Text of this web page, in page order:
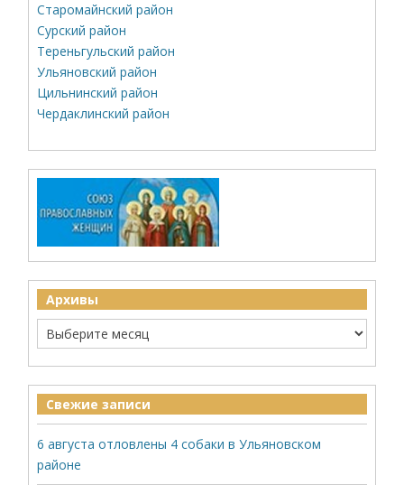
Старомайнский район
Сурский район
Тереньгульский район
Ульяновский район
Цильнинский район
Чердаклинский район
Архивы
Свежие записи
6 августа отловлены 4 собаки в Ульяновском
районе